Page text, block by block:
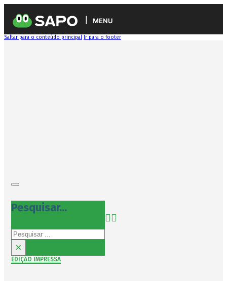
MENU
Saltar para o conteúdo principal Ir para o footer
Pesquisar...
Pesquisar
×
EDIÇÃO IMPRESSA